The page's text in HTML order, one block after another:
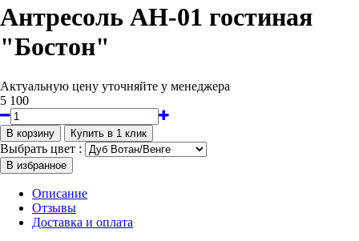
Антресоль АН-01 гостиная
"Бостон"
Актуальную цену уточняйте у менеджера
5 100
Выбрать цвет :
Описание
Отзывы
Доставка и оплата